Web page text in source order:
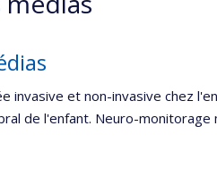
invasive et non-invasive chez
de l'enfant. Neuro-monitorage